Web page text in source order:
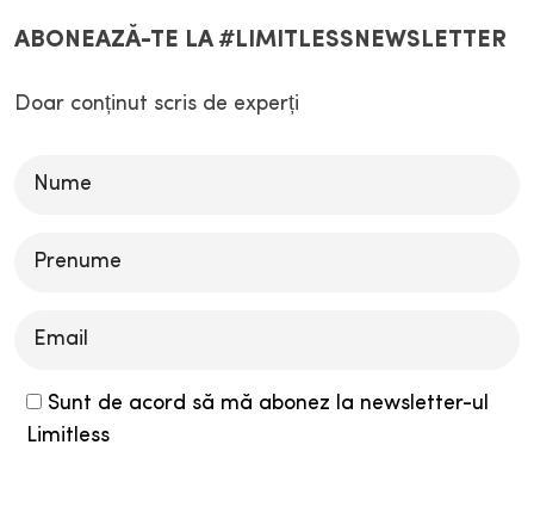
ABONEAZĂ-TE LA #LIMITLESSNEWSLETTER
Doar conținut scris de experți
Please
field
Sunt de acord să mă abonez la newsletter-ul
Limitless